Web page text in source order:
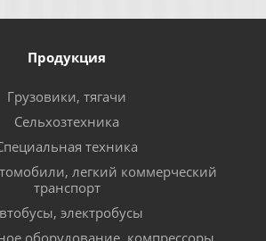
Продукция
Грузовики, тягачи
Сельхозтехника
техника
легкий коммерческий
транспорт
электробусы
оборудование, компрессоры,